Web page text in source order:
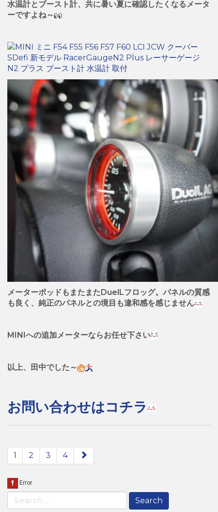
水温計とブースト計、共に暑い夏に確認したくなるメータ
ーですよね～
メーターポッドもまたまたDuelLフロッグ。パネルの質感
も良く、純正のパネルとの境目も違和感を感じません
MINIへの追加メーターならお任せ下さい
以上、田中でした～
お問い合わせはコチラ
paging-
navigation
1 2 3 4
Search
for: